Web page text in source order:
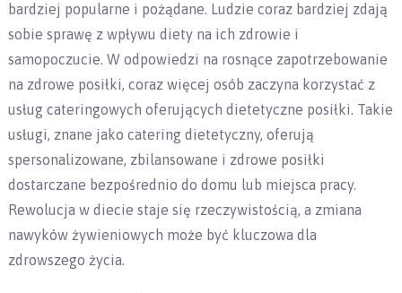
bardziej popularne i pożądane. Ludzie coraz bardziej zdają
sobie sprawę z wpływu diety na ich zdrowie i
samopoczucie. W odpowiedzi na rosnące zapotrzebowanie
na zdrowe posiłki, coraz więcej osób zaczyna korzystać z
usług cateringowych oferujących dietetyczne posiłki. Takie
usługi, znane jako catering dietetyczny, oferują
spersonalizowane, zbilansowane i zdrowe posiłki
dostarczane bezpośrednio do domu lub miejsca pracy.
Rewolucja w diecie staje się rzeczywistością, a zmiana
nawyków żywieniowych może być kluczowa dla
zdrowszego życia.